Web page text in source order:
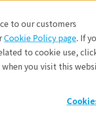
to our customers
Cookie Policy page. If
to cookie use,
you visit this
析手法​ 参考